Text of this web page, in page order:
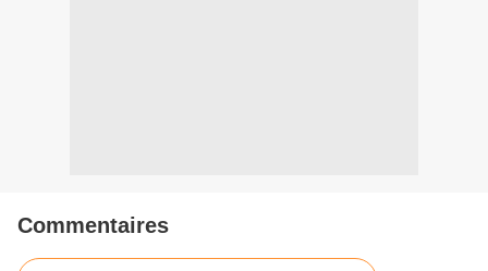
Commentaires